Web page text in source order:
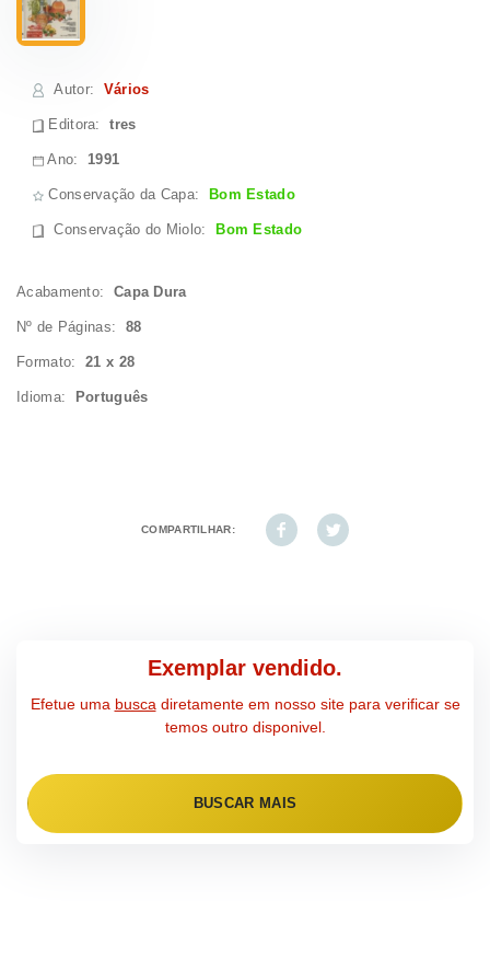
Autor: Vários
Editora:tres
Ano:1991
Conservação da Capa: Bom Estado
Conservação do Miolo: Bom Estado
Acabamento: Capa Dura
Nº de Páginas: 88
Formato: 21 x 28
Idioma: Português
COMPARTILHAR:
Exemplar vendido.
Efetue uma buscadiretamente em nosso site para verificar se
temos outro disponivel.
BUSCAR MAIS